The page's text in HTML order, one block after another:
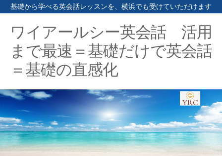
基礎から学べる英会話レッスンを、横浜でも受けていただけます